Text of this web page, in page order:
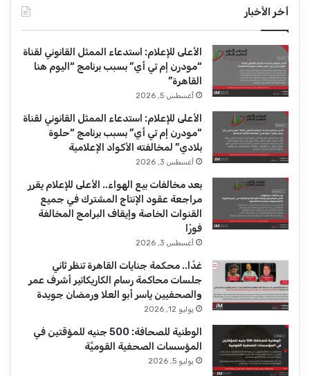
أخر الأخبار
الأعلى للإعلام: استدعاء الممثل القانوني لقناة
“مودرن إم تي أي” بسبب برنامج “اليوم هنا
القاهرة”
أغسطس 5, 2026
الأعلى للإعلام: استدعاء الممثل القانوني لقناة
“مودرن إم تي أي” بسبب برنامج “حلوة
بلادي” لمخالفته الأكواد الإعلامية
أغسطس 3, 2026
بعد مخالفات بيع الهواء.. الأعلى للإعلام يقرر
مراجعة عقود الإنتاج المشترك في جميع
القنوات الخاصة وإيقاف البرامج المخالفة
فورًا
أغسطس 3, 2026
غدًا.. محكمة جنايات القاهرة تنظر ثاني
جلسات محاكمة رسام الكاريكاتير أشرف عمر
والصحفيين ياسر أبو العلا ورمضان جويدة
يوليو 12, 2026
الوطنية للصحافة: 500 جنيه للمؤقتين في
المؤسسات الصحفية القوميَّة
يوليو 5, 2026